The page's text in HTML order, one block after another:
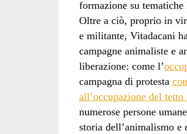
formazione su
Oltre a ciò, proprio in
e militante, Vitadacani
campagne animaliste e
liberazione: come l’
campagna di protesta
all’occupazione del
numerose persone
storia dell’animalismo e